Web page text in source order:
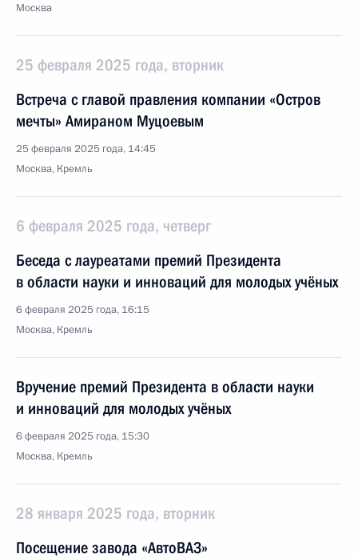
Москва
25 февраля 2025 года, вторник
Встреча с главой правления компании «Остров
мечты» Амираном Муцоевым
25 февраля 2025 года, 14:45
Москва, Кремль
6 февраля 2025 года, четверг
Беседа с лауреатами премий Президента
в области науки и инноваций для молодых учёных
6 февраля 2025 года, 16:15
Москва, Кремль
Вручение премий Президента в области науки
и инноваций для молодых учёных
6 февраля 2025 года, 15:30
Москва, Кремль
28 января 2025 года, вторник
Посещение завода «АвтоВАЗ»